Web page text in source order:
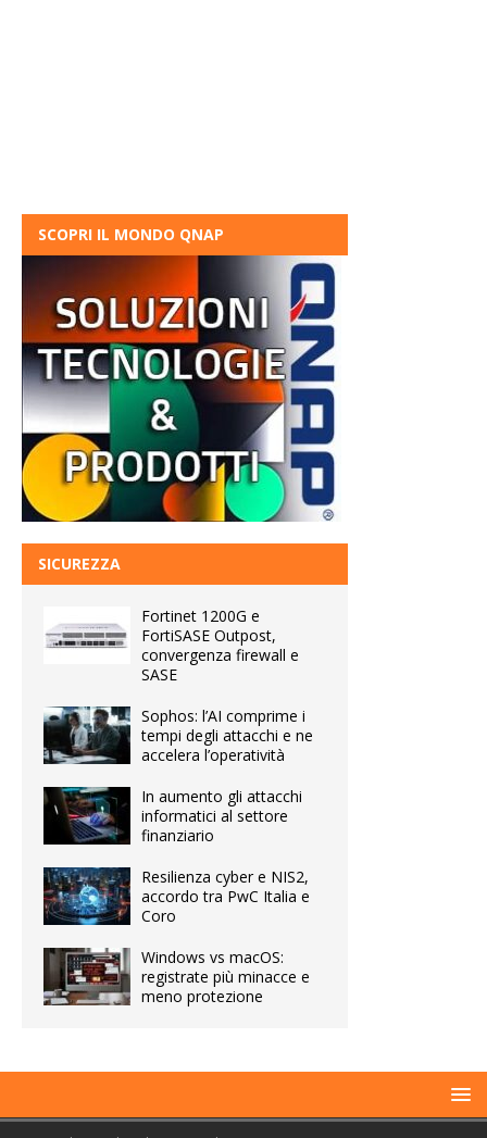
SCOPRI IL MONDO QNAP
SICUREZZA
Fortinet 1200G e
FortiSASE Outpost,
convergenza firewall e
SASE
Sophos: l’AI comprime i
tempi degli attacchi e ne
accelera l’operatività
In aumento gli attacchi
informatici al settore
finanziario
Resilienza cyber e NIS2,
accordo tra PwC Italia e
Coro
Windows vs macOS:
registrate più minacce e
meno protezione